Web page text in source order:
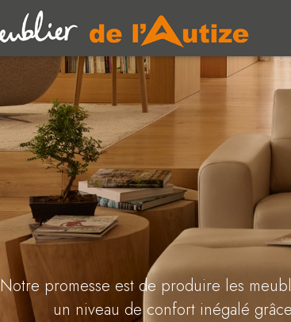
Notre promesse est de produire les
un niveau de confort inégalé